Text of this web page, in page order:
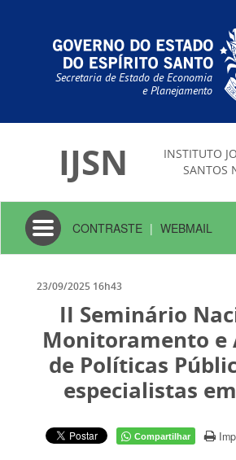
Secretaria de Estado de Economia
e Planejamento
IJSN
INSTITUTO
SANTOS
Toggle
navigation
CONTRASTE | WEBMAIL
23/09/2025 16h43
II Seminário
Monitoramento e
de Políticas
especialistas
Compartilhar